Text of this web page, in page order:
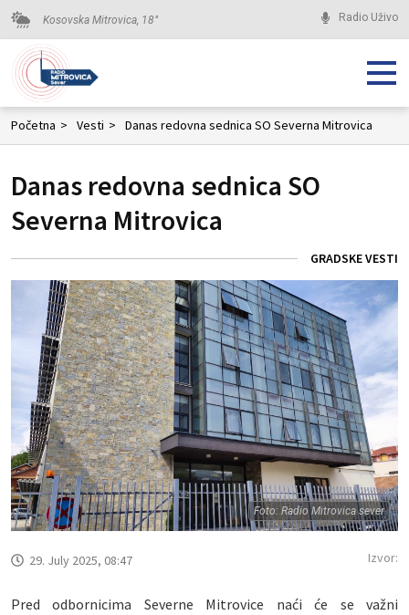
Kosovska Mitrovica, 18° Radio Uživo
Početna > Vesti > Danas redovna sednica SO Severna Mitrovica
Danas redovna sednica SO
Severna Mitrovica
GRADSKE VESTI
Foto: Radio Mitrovica sever
29. July 2025, 08:47 Izvor:
Pred odbornicima Severne Mitrovice naći će se važni